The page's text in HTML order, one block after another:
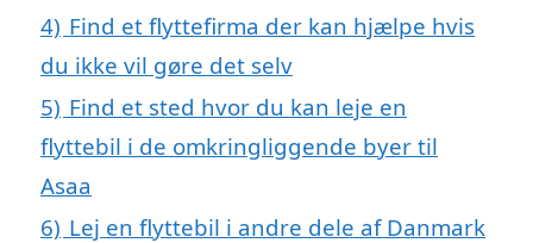
4) Find et flyttefirma der kan hjælpe hvis
du ikke vil gøre det selv
5) Find et sted hvor du kan leje en
flyttebil i de omkringliggende byer til
Asaa
6) Lej en flyttebil i andre dele af Danmark